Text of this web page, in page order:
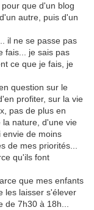
que d'un blog
autre, puis d'un
il ne se passe pas
fais... je sais pas
ce que je fais, je
question sur le
profiter, sur la vie
pas de plus en
la nature, d'une vie
envie de moins
de mes priorités...
qu'ils font
que mes enfants
les laisser s'élever
7h30 à 18h...